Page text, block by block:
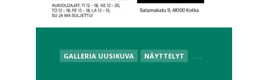
POSTED
IN
GALLERIA UUSIKUVA NÄYTTELYT . . .
sivutus